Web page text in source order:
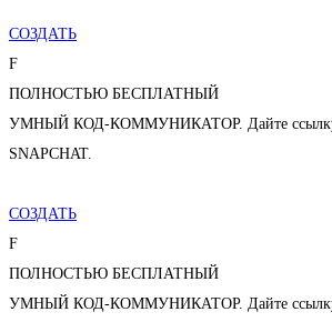
СОЗДАТЬ
F
ПОЛНОСТЬЮ БЕСПЛАТНЫЙ
УМНЫЙ КОД-КОММУНИКАТОР. Дайте ссылку
SNAPCHAT.
СОЗДАТЬ
F
ПОЛНОСТЬЮ БЕСПЛАТНЫЙ
УМНЫЙ КОД-КОММУНИКАТОР. Дайте ссылку